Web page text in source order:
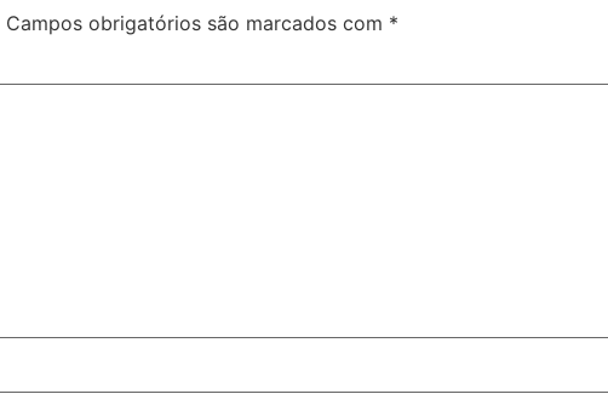
Campos obrigatórios são marcados com *